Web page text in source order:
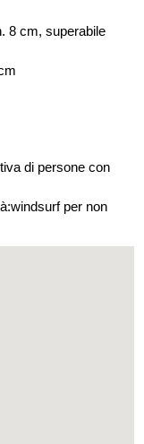
8 cm, superabile
di persone con
per non